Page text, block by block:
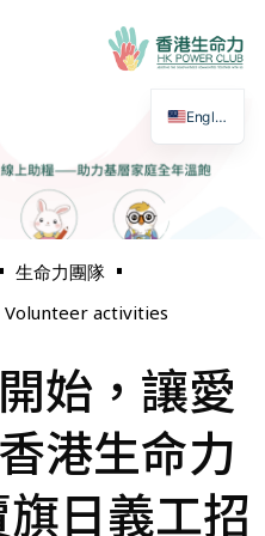
生命力團隊
Volunteer activities
始，讓愛
港生命力
日義工招
English